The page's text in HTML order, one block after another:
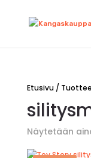
Etusivu/
Näytetään